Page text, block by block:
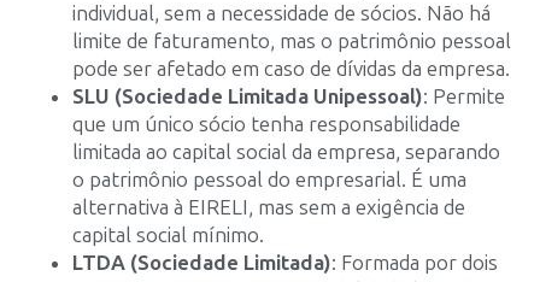
individual, sem a necessidade de sócios. Não há
limite de faturamento, mas o patrimônio pessoal
pode ser afetado em caso de dívidas da empresa.
SLU (Sociedade Limitada Unipessoal): Permite
que um único sócio tenha responsabilidade
limitada ao capital social da empresa, separando
o patrimônio pessoal do empresarial. É uma
alternativa à EIRELI, mas sem a exigência de
capital social mínimo.
LTDA (Sociedade Limitada): Formada por dois